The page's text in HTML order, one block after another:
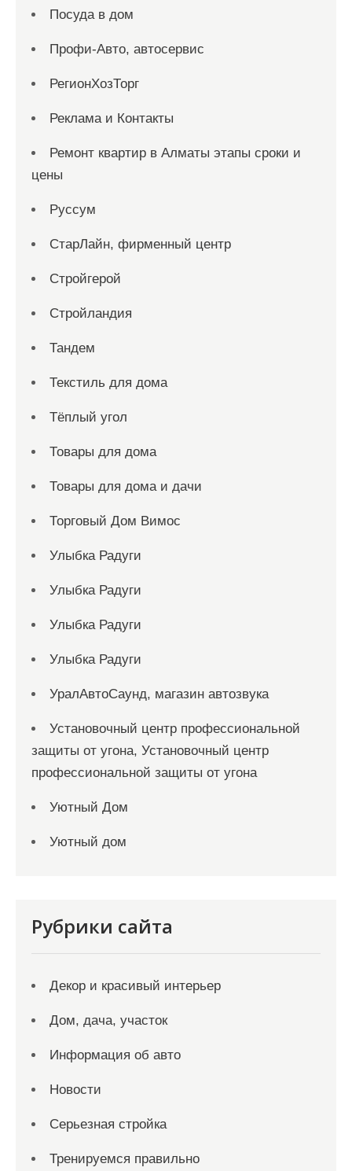
Посуда в дом
Профи-Авто, автосервис
РегионХозТорг
Реклама и Контакты
Ремонт квартир в Алматы этапы сроки и
цены
Руссум
СтарЛайн, фирменный центр
Стройгерой
Стройландия
Тандем
Текстиль для дома
Тёплый угол
Товары для дома
Товары для дома и дачи
Торговый Дом Вимос
Улыбка Радуги
Улыбка Радуги
Улыбка Радуги
Улыбка Радуги
УралАвтоСаунд, магазин автозвука
Установочный центр профессиональной
защиты от угона, Установочный центр
профессиональной защиты от угона
Уютный Дом
Уютный дом
Рубрики сайта
Декор и красивый интерьер
Дом, дача, участок
Информация об авто
Новости
Серьезная стройка
Тренируемся правильно